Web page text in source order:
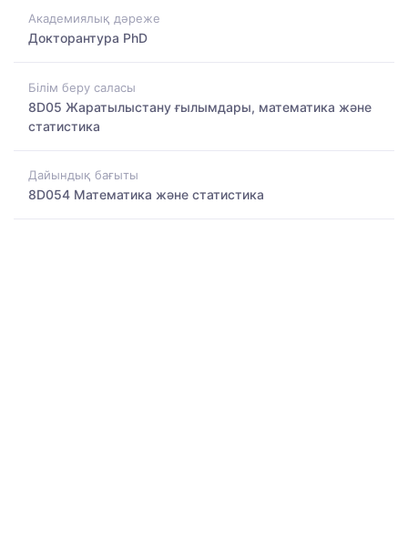
Академиялық дәреже
Докторантура PhD
Білім беру саласы
8D05 Жаратылыстану ғылымдары, математика және
статистика
Дайындық бағыты
8D054 Математика және статистика